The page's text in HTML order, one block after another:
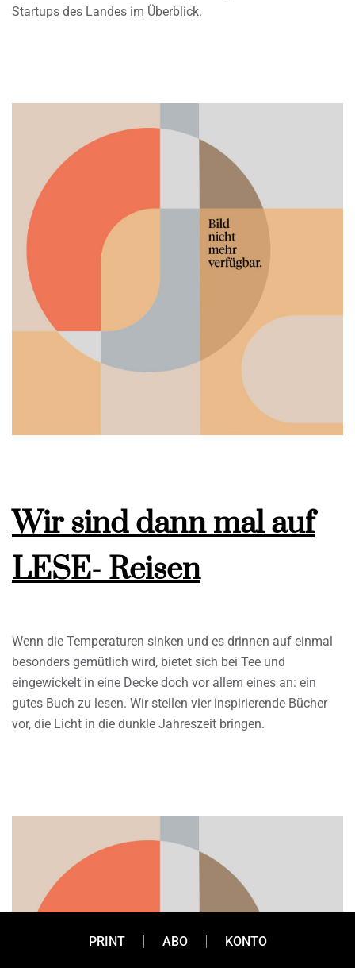
Startups des Landes im Überblick.
Wir sind dann mal auf
LESE- Reisen
Wenn die Temperaturen sinken und es drinnen auf einmal
besonders gemütlich wird, bietet sich bei Tee und
eingewickelt in eine Decke doch vor allem eines an: ein
gutes Buch zu lesen. Wir stellen vier inspirierende Bücher
vor, die Licht in die dunkle Jahreszeit bringen.
PRINT ABO KONTO